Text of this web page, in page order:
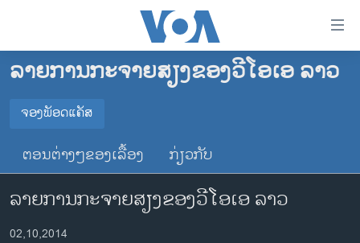
ເຂົ້າ
ຂ້າມ
ໄປ
ຊອກ
ຄົ້ນ
ໂຮມເພຈ
ລາວ
ອາເມຣິກາ
ການເລືອກຕັ້ງ ປະທານາທີບໍດີ ສະຫະລັດ 2024
ຂ່າວ​ຈີນ
ໂລກ
ລາຍການກະຈາຍສຽງຂອງວີໂອເອ ລາວ
ຈອງພັອດແຄັສ
ຈອງພັອດແຄັສ
ຕອນຕ່າງໆຂອງເລື້ອງ ກ່ຽວກັບ
ລາຍການກະຈາຍສຽງຂອງວີໂອເອ ລາວ
02,10,2014